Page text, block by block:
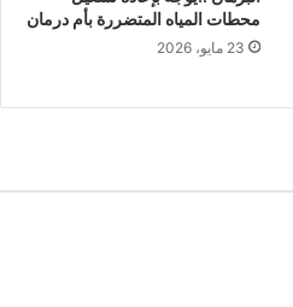
محطات المياه المتضررة بأم درمان
23 مايو، 2026